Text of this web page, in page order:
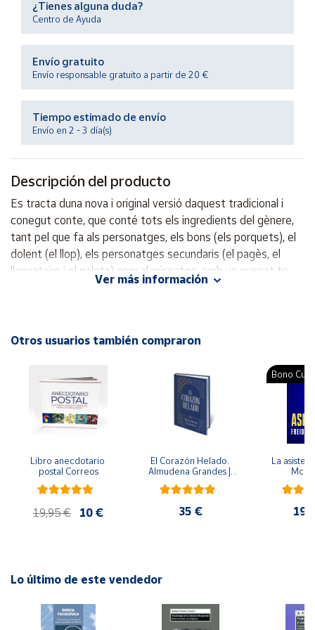
Productos
Solidarios
Ayuda
Centro
de ayuda
Contacto
Vendedores
Mapa de
vendedores
Hazte
vendedor
Cuenta
Península
Baleares
¿Tienes alguna duda?
Centro de Ayuda
Envío gratuito
Envío responsable gratuito a partir de 20 €
Tiempo estimado de envío
Envío en 2 - 3 día(s)
Descripción del producto
Es tracta duna nova i original versió daquest tradicional i
conegut conte, que conté tots els ingredients del gènere,
tant pel que fa als personatges, els bons (els porquets), el
dolent (el llop), els personatges secundaris (el pagès, el
llenyataire i el paleta) com al missatge, amb un marcat to
didàctic i moralitzador.
Editorial: Barcanova
Ver más información
Otros usuarios también compraron
Libro anecdotario
postal Correos
19,95 € 10 €
El Corazón Helado.
Almudena Grandes |
Edición especial de
lujo | Libro con sello y
35 €
Bono
La
Lo último de este vendedor